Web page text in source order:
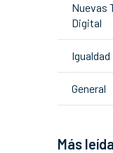
Nuevas
Digital
Igualdad
General
Más